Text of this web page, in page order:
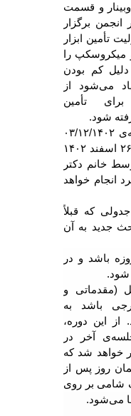
و قسمت
برگزار
تأمین ابزار
میکروسکپ را
کم بودن
می‌شود از
تأمین
شود.
۲.۲. استادان حاضر در جلسه‌ی ۰۳/۱۲/۱۴۰۲
مباحث پیش‌نهادی خود را تا ۲۶ اسفند ۱۴۰۲
خانم دکتر
انجام خواهد
که قبلاً
جدید به آن
باشد و در
شود.
(مقدماتی و
باشد به
از این دوره،
آخر در
خواهد شد که
روز پس از
شامی بر روی
می‌شود.